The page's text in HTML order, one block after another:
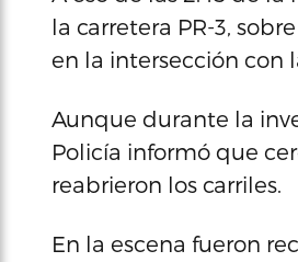
la carretera PR-3,
en la intersección con
Aunque durante la
Policía informó que
reabrieron los carriles.
En la escena fueron